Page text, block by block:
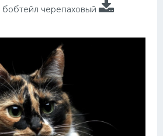
бобтейл черепаховый